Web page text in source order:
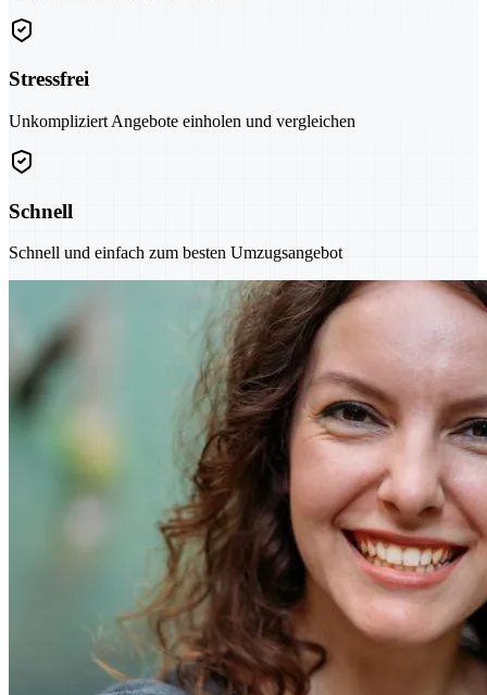
Stressfrei
Unkompliziert Angebote einholen und vergleichen
Schnell
Schnell und einfach zum besten Umzugsangebot